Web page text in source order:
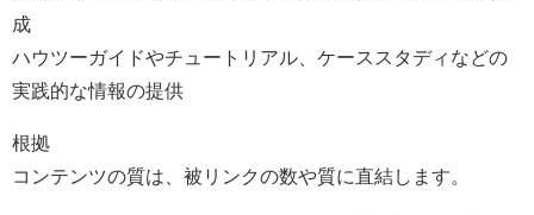
成
ハウツーガイドやチュートリアル、ケーススタディなどの
実践的な情報の提供
根拠
コンテンツの質は、被リンクの数や質に直結します。